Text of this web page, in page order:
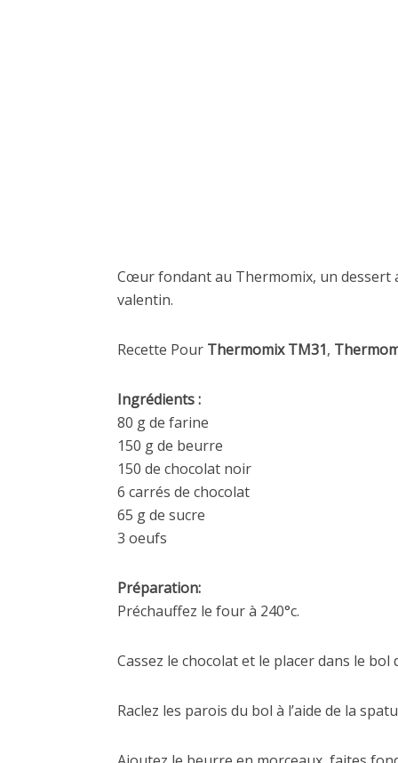
Cœur fondant au Thermomix, un dessert
valentin.
Recette Pour Thermomix TM31,
Ingrédients :
80 g de farine
150 g de beurre
150 de chocolat noir
6 carrés de chocolat
65 g de sucre
3 oeufs
Préparation:
Préchauffez le four à 240°c.
Cassez le chocolat et le placer dans le
Raclez les parois du bol à l’aide de la